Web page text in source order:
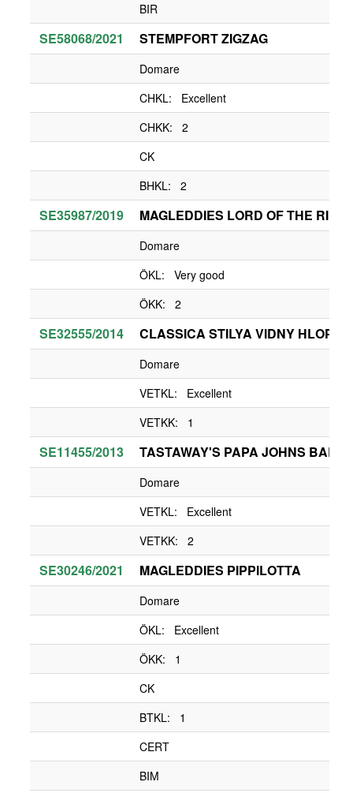
BIR
SE58068/2021 STEMPFORT ZIGZAG
Domare
CHKL: Excellent
CHKK: 2
CK
BHKL: 2
SE35987/2019 MAGLEDDIES LORD OF THE
Domare
ÖKL: Very good
ÖKK: 2
SE32555/2014 CLASSICA STILYA VIDNY
Domare
VETKL: Excellent
VETKK: 1
SE11455/2013 TASTAWAY'S PAPA JOHNS
Domare
VETKL: Excellent
VETKK: 2
SE30246/2021 MAGLEDDIES PIPPILOTTA
Domare
ÖKL: Excellent
ÖKK: 1
CK
BTKL: 1
CERT
BIM